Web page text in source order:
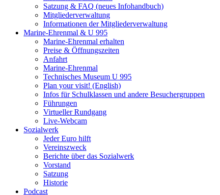
Satzung & FAQ (neues Infohandbuch)
Mitgliederverwaltung
Informationen der Mitgliederverwaltung
Marine-Ehrenmal & U 995
Marine-Ehrenmal erhalten
Preise & Öffnungszeiten
Anfahrt
Marine-Ehrenmal
Technisches Museum U 995
Plan your visit! (English)
Infos für Schulklassen und andere Besuchergruppen
Führungen
Virtueller Rundgang
Live-Webcam
Sozialwerk
Jeder Euro hilft
Vereinszweck
Berichte über das Sozialwerk
Vorstand
Satzung
Historie
Podcast